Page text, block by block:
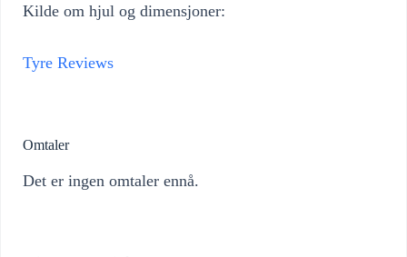
Kilde om hjul og dimensjoner:
Tyre Reviews
Omtaler
Det er ingen omtaler ennå.